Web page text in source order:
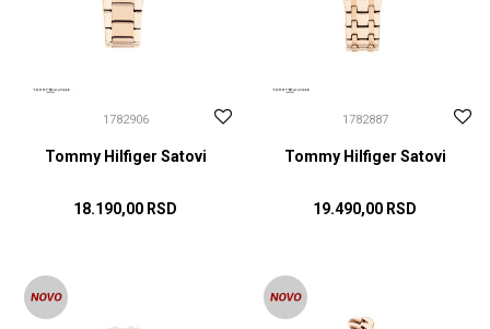
1782906
Tommy Hilfiger Satovi
18.190,00 RSD
1782887
Tommy Hilfiger Satovi
19.490,00 RSD